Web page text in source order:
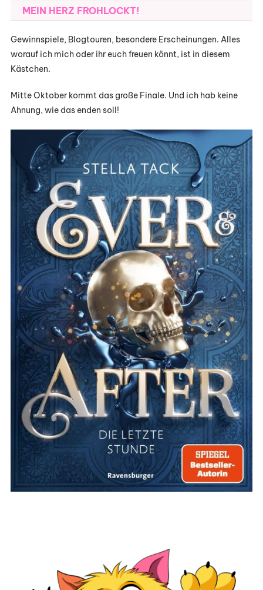
MEIN HERZ FROHLOCKT!
Gewinnspiele, Blogtouren, besondere Erscheinungen. Alles
worauf ich mich oder ihr euch freuen könnt, ist in diesem
Kästchen.
Mitte Oktober kommt das große Finale. Und ich hab keine
Ahnung, wie das enden soll!